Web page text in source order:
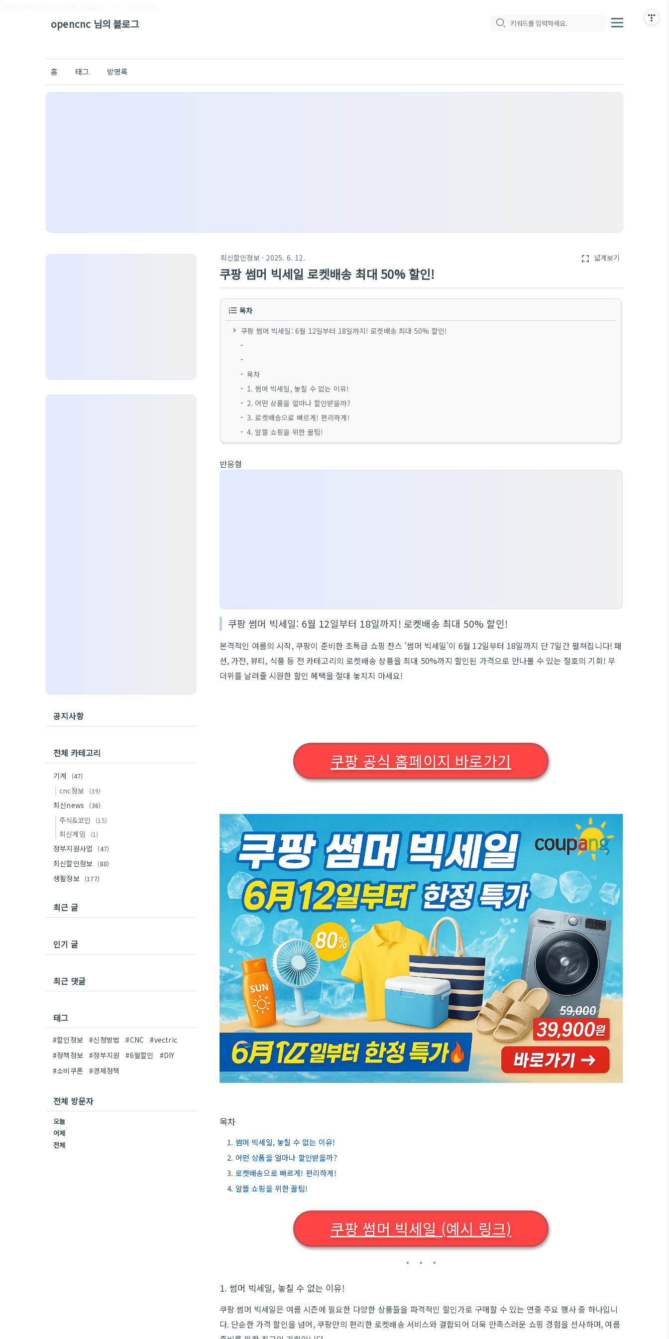
opencnc 님의 블로그
홈 태그 방명록
최신할인정보 · 2025. 6. 12. fullscreen 넓게보기
쿠팡 썸머 빅세일 로켓배송 최대 50% 할인!
목차
쿠팡 썸머 빅세일: 6월 12일부터 18일까지! 로켓배송 최대 50% 할인!
목차
1. 썸머 빅세일, 놓칠 수 없는 이유!
2. 어떤 상품을 얼마나 할인받을까?
3. 로켓배송으로 빠르게! 편리하게!
4. 알뜰 쇼핑을 위한 꿀팁!
반응형
쿠팡 썸머 빅세일: 6월 12일부터 18일까지! 로켓배송 최대 50% 할인!
본격적인 여름의 시작, 쿠팡이 준비한 초특급 쇼핑 찬스 '썸머 빅세일'이 6월 12일부터 18일까지 단 7일간 펼쳐집니다! 패
션, 가전, 뷰티, 식품 등 전 카테고리의 로켓배송 상품을 최대 50%까지 할인된 가격으로 만나볼 수 있는 절호의 기회! 무
더위를 날려줄 시원한 할인 혜택을 절대 놓치지 마세요!
쿠팡 공식 홈페이지 바로가기
목차
썸머 빅세일, 놓칠 수 없는 이유!
어떤 상품을 얼마나 할인받을까?
로켓배송으로 빠르게! 편리하게!
알뜰 쇼핑을 위한 꿀팁!
쿠팡 썸머 빅세일 (예시 링크)
1. 썸머 빅세일, 놓칠 수 없는 이유!
쿠팡 썸머 빅세일은 여름 시즌에 필요한 다양한 상품들을 파격적인 할인가로 구매할 수 있는 연중 주요 행사 중 하나입니
다. 단순한 가격 할인을 넘어, 쿠팡만의 편리한 로켓배송 서비스와 결합되어 더욱 만족스러운 쇼핑 경험을 선사하며, 여름
공지사항
전체 카테고리
기계 (47)
cnc정보 (39)
최신news (36)
주식&코인 (15)
최신게임 (1)
정부지원사업 (47)
최신할인정보 (88)
생활정보 (177)
최근 글
인기 글
최근 댓글
태그
#할인정보 #신청방법 #CNC
#vectric
#정책정보
#정부지원 #6월할인
#DIY
#소비쿠폰
#경제정책
전체 방문자
오늘
어제
전체